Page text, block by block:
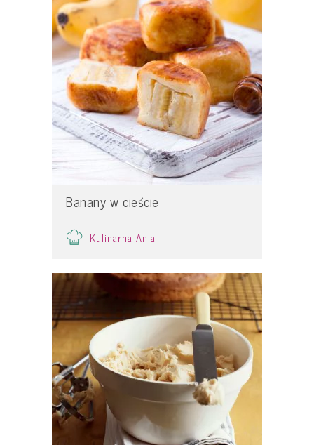
Banany w cieście
Kulinarna Ania